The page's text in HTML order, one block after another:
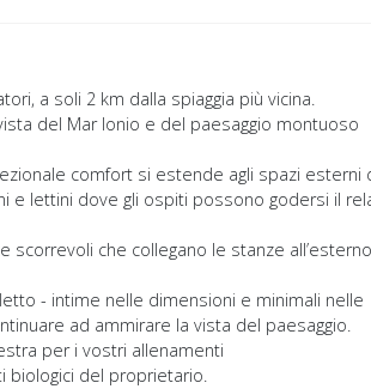
a soli 2 km dalla spiaggia più vicina.
del Mar Ionio e del paesaggio montuoso
comfort si estende agli spazi esterni
e lettini dove gli ospiti possono godersi il
che collegano le stanze
- intime nelle dimensioni e minimali nelle
ad ammirare la vista del paesaggio.
per i vostri allenamenti
biologici del proprietario.